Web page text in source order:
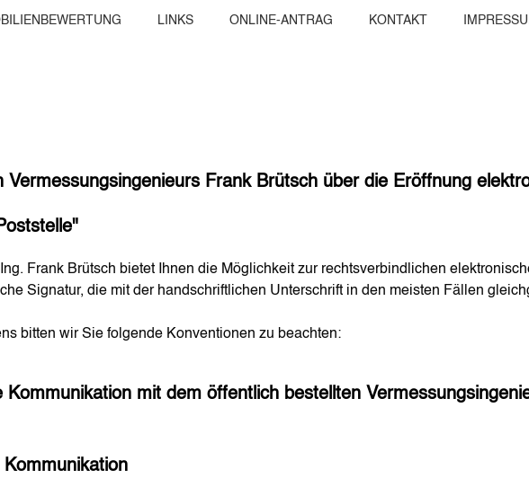
LINKS ONLINE-ANTRAG KONTAKT
Frank Brütsch über die Eröffnung
Frank Brütsch bietet Ihnen die Möglichkeit zur rechtsverbindlichen
Signatur, die mit der handschriftlichen Unterschrift in den meisten Fällen
bitten wir Sie folgende Konventionen zu beachten:
Kommunikation mit dem öffentlich bestellten